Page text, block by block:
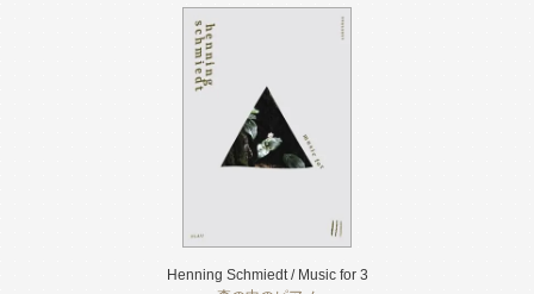
Henning Schmiedt / Music for 3